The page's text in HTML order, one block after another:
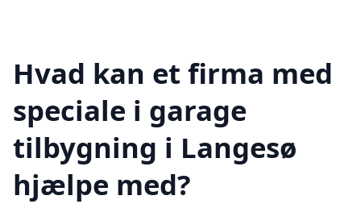
Hvad kan et firma med
speciale i garage
tilbygning i Langesø
hjælpe med?